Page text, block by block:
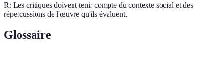
R: Les critiques doivent tenir compte du contexte social et des
répercussions de l'œuvre qu'ils évaluent.
Glossaire